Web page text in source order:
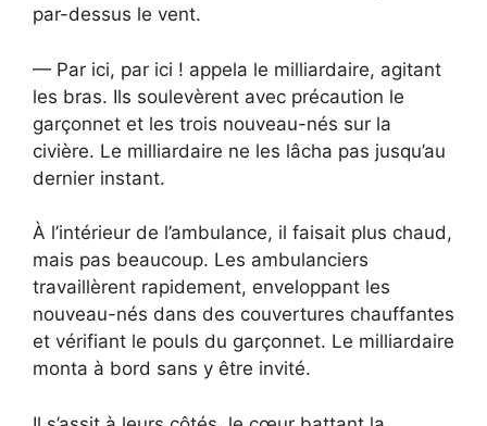
par-dessus le vent.
— Par ici, par ici ! appela le milliardaire, agitant
les bras. Ils soulevèrent avec précaution le
garçonnet et les trois nouveau-nés sur la
civière. Le milliardaire ne les lâcha pas jusqu’au
dernier instant.
À l’intérieur de l’ambulance, il faisait plus chaud,
mais pas beaucoup. Les ambulanciers
travaillèrent rapidement, enveloppant les
nouveau-nés dans des couvertures chauffantes
et vérifiant le pouls du garçonnet. Le milliardaire
monta à bord sans y être invité.